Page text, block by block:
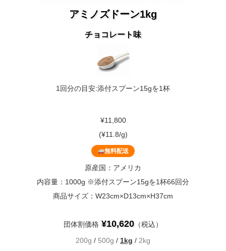
アミノズドーン1kg
チョコレート味
1回分の目安:添付スプーン15gを1杯
¥11,800
(¥11.8/g)
無料配送
原産国：アメリカ
内容量：1000g ※添付スプーン15gを1杯66回分
商品サイズ：W23cm×D13cm×H37cm
団体割価格 ¥10,620（税込）
200g / 500g / 1kg / 2kg